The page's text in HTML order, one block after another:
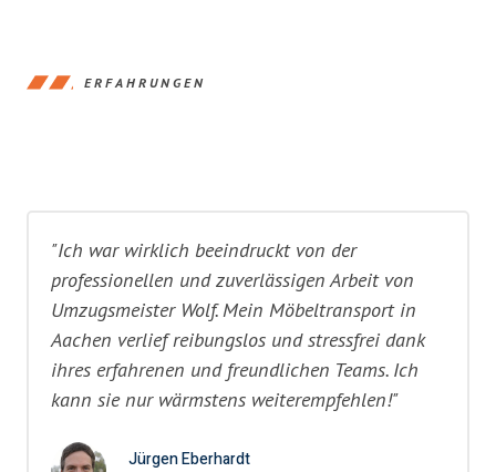
ERFAHRUNGEN
"Ich war wirklich beeindruckt von der
professionellen und zuverlässigen Arbeit von
Umzugsmeister Wolf. Mein Möbeltransport in
Aachen verlief reibungslos und stressfrei dank
ihres erfahrenen und freundlichen Teams. Ich
kann sie nur wärmstens weiterempfehlen!"
Jürgen Eberhardt